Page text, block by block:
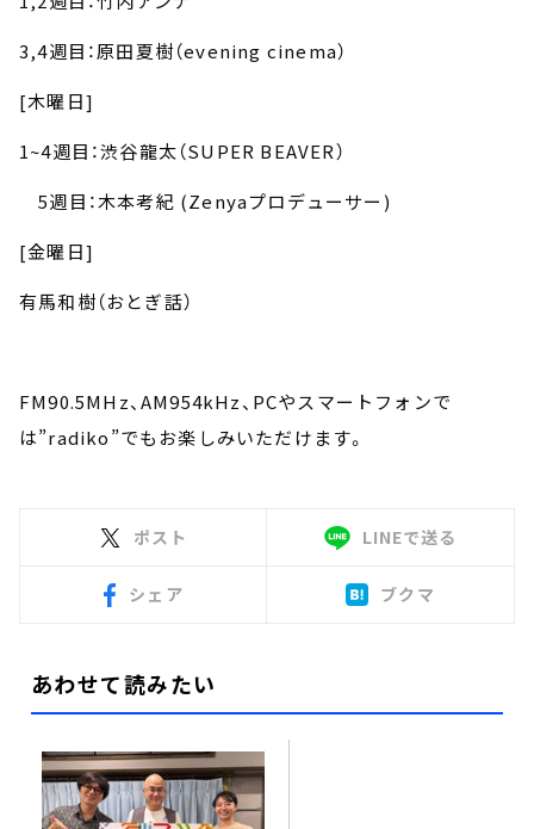
3,4週目：原田夏樹（evening cinema）
[木曜日]
1~4週目：渋谷龍太（SUPER BEAVER）
5週目：木本考紀 (Zenyaプロデューサー )
[金曜日]
有馬和樹（おとぎ話）
FM90.5MHz、AM954kHz、PCやスマートフォンで
は”radiko”でもお楽しみいただけます。
ポスト LINEで送る
シェア ブクマ
あわせて読みたい